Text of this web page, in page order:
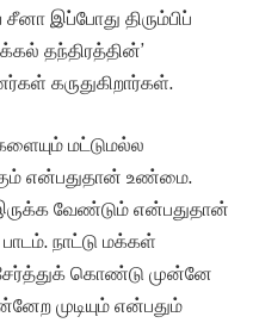
இப்போது திரும்பிப்
தந்திரத்தின்’
கருதுகிறார்கள்.
மட்டுமல்ல
என்பதுதான் உண்மை.
வேண்டும் என்பதுதான்
நாட்டு மக்கள்
கொண்டு முன்னே
முடியும் என்பதும்